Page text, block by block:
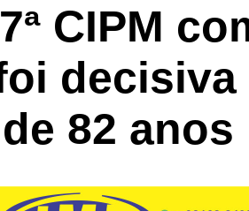
CIPM
decisiva
82 anos